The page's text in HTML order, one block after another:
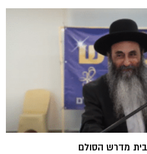
מדרש הסולם